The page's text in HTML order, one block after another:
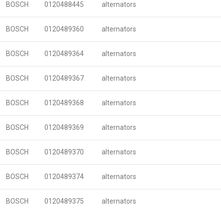
BOSCH 0120488445 alternators
BOSCH 0120489360 alternators
BOSCH 0120489364 alternators
BOSCH 0120489367 alternators
BOSCH 0120489368 alternators
BOSCH 0120489369 alternators
BOSCH 0120489370 alternators
BOSCH 0120489374 alternators
BOSCH 0120489375 alternators